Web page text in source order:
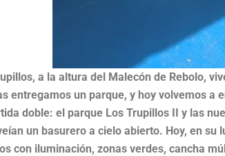
a la altura del Malecón de Rebolo,
entregamos un parque, y hoy volvemos a
doble: el parque Los Trupillos II y las
un basurero a cielo abierto. Hoy, en su
con iluminación, zonas verdes, cancha